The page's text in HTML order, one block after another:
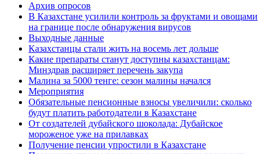
Архив опросов
В Казахстане усилили контроль за фруктами и овощами
на границе после обнаружения вирусов
Выходные данные
Казахстанцы стали жить на восемь лет дольше
Какие препараты станут доступны казахстанцам:
Минздрав расширяет перечень закупа
Малина за 5000 тенге: сезон малины начался
Мероприятия
Обязательные пенсионные взносы увеличили: сколько
будут платить работодатели в Казахстане
От создателей дубайского шоколада: Дубайское
мороженое уже на прилавках
Получение пенсии упростили в Казахстане